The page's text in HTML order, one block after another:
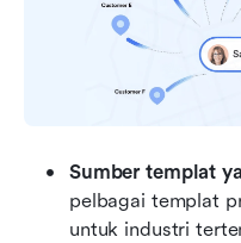
Sumber templat
pelbagai templat
untuk industri